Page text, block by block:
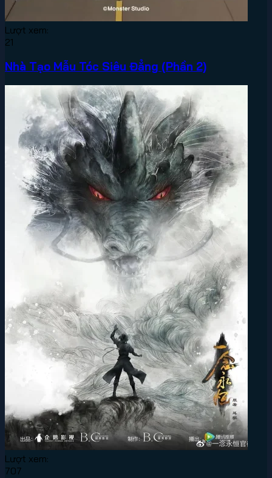
Lượt xem:
21
Nhà Tạo Mẫu Tóc Siêu Đẳng (Phần 2)
Lượt xem:
707